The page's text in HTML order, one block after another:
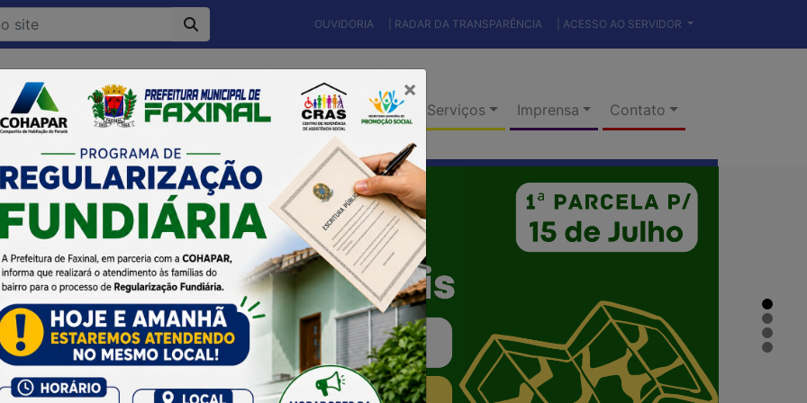
×
OUVIDORIA | RADAR DA TRANSPARÊNCIA | ACESSO AO SERVIDOR
Município Gestão Atual Secretarias Serviços Imprensa Contato